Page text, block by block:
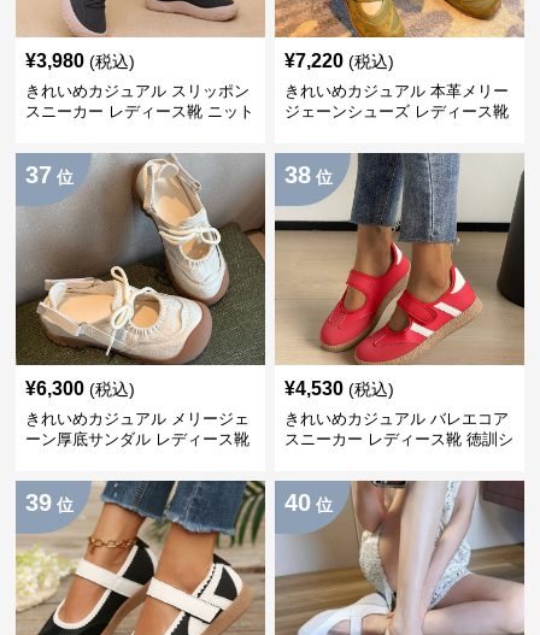
¥3,980 (税込)
きれいめカジュアル スリッポン
スニーカー レディース靴 ニット
い 快適 履きやすい
¥7,220 (税込)
きれいめカジュアル 本革メリー
ジェーンシューズ レディース靴
レトロデザイン 柔らかソール 疲
れにくい フラット
37 位
¥6,300 (税込)
きれいめカジュアル メリージェ
ーン厚底サンダル レディース靴
シンプル おしゃれ
38 位
¥4,530 (税込)
きれいめカジュアル バレエコア
スニーカー レディース靴 徳訓シ
ト フラットシューズ
39 位 40 位